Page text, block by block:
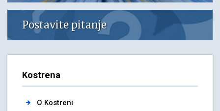
Postavite pitanje
Kostrena
O Kostreni